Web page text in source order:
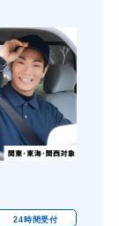
円～(税込)
円～(税込)
円～(税込)
円～(税込)
円～(税込)
円～(税込)
24時間受付